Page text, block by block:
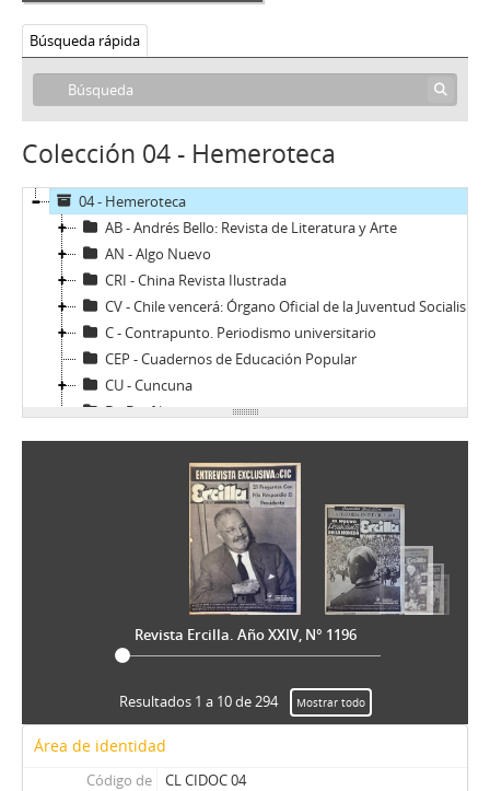
Búsqueda rápida
Colección 04 - Hemeroteca
04 - Hemeroteca
AB - Andrés Bello: Revista de Literatura y Arte
AN - Algo Nuevo
CRI - China Revista Ilustrada
CV - Chile vencerá: Órgano Oficial de la Juventud Socialista de Chile
C - Contrapunto. Periodismo universitario
CEP - Cuadernos de Educación Popular
CU - Cuncuna
D - Desfile
DyT - Diálogo y Transición
ER - El Rebelde del MIR
H - Hoy (Magazine)
LG - La Gironda
LPa - La Patria
LP - La Prensa
M - Mayoría
MJ - Mensaje
NCh - Nosotros Los Chilenos
OFNPL - Órgano Oficial del Frente Nacionalista Patria y Libertad
Revista Ercilla. Año XXIV, N° 1196
Resultados 1 a 10 de 294 Mostrar todo
Área de identidad
Código de
CL CIDOC 04